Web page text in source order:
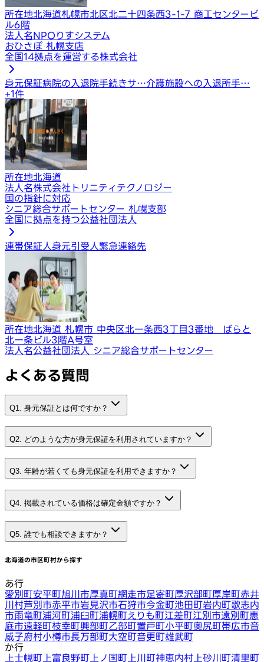
所在地北海道札幌市北区北二十四条西3-1-7 商工センタービ
ル6階
法人名NPOりすシステム
おひさぽ 札幌支店
全国14拠点を運営する株式会社
身元保証病院の入退院手続きサ…介護施設への入退所手…
+1件
所在地北海道
法人名株式会社トリニティテクノロジー
国の指針に対応
シニア総合サポートセンター 札幌支部
全国に拠点を持つ公益社団法人
連帯保証人身元引受人緊急連絡先
所在地北海道 札幌市 中央区北一条西3丁目3番地 ばらと
北一条ビル3階A号室
法人名公益社団法人 シニア総合サポートセンター
よくある質問
Q1. 身元保証とは何ですか？
Q2. どのような方が身元保証を利用されていますか？
Q3. 年齢が若くても身元保証を利用できますか？
Q4. 掲載されている価格は確定金額ですか？
Q5. 誰でも相談できますか？
北海道の市区町村から探す
あ行
愛別町安平町旭川市厚真町網走市足寄町厚沢部町厚岸町赤井
川村芦別市赤平市岩見沢市石狩市今金町池田町岩内町歌志内
市雨竜町浦河町浦臼町浦幌町えりも町江差町江別市遠別町恵
庭市遠軽町枝幸町興部町乙部町置戸町小平町奥尻町帯広市音
威子府村小樽市長万部町大空町音更町雄武町
か行
上士幌町 上富良野町 上ノ国町 上川町神恵内村 上砂川町清里町